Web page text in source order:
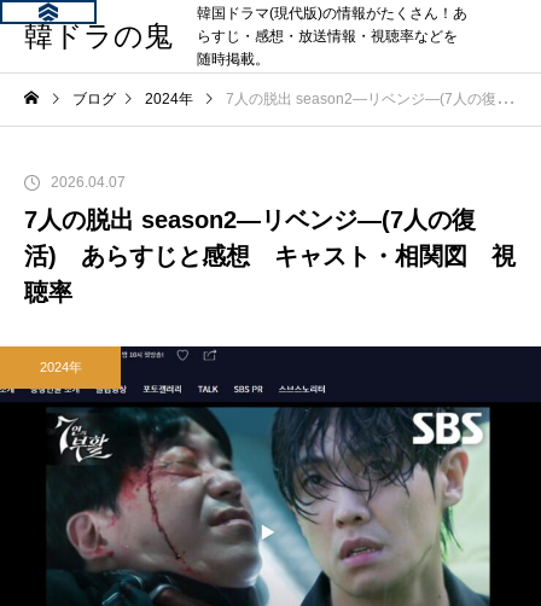
韓ドラの鬼
韓国ドラマ(現代版)の情報がたくさん！あ
らすじ・感想・放送情報・視聴率などを
随時掲載。
ブログ 2024年 7人の脱出 season2―リベンジ―(7人の復活) あらすじと感想 キャスト・相関図 視聴率
2026.04.07
7人の脱出 season2―リベンジ―(7人の復
活) あらすじと感想 キャスト・相関図 視
聴率
2024年